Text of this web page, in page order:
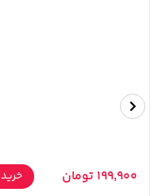
199,900 تومان خرید